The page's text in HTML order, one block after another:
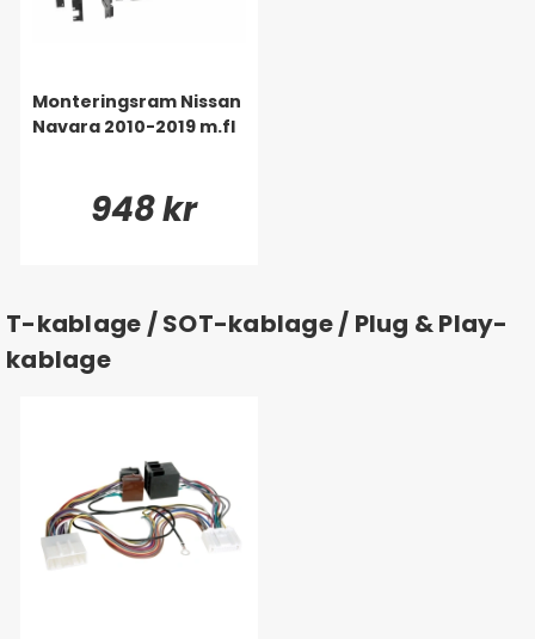
Monteringsram Nissan
Navara 2010-2019 m.fl
948 kr
T-kablage / SOT-kablage / Plug & Play-
kablage